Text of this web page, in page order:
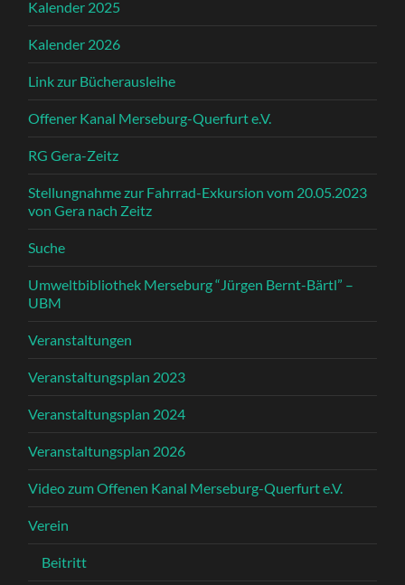
Kalender 2025
Kalender 2026
Link zur Bücherausleihe
Offener Kanal Merseburg-Querfurt e.V.
RG Gera-Zeitz
Stellungnahme zur Fahrrad-Exkursion vom 20.05.2023
von Gera nach Zeitz
Suche
Umweltbibliothek Merseburg “Jürgen Bernt-Bärtl” –
UBM
Veranstaltungen
Veranstaltungsplan 2023
Veranstaltungsplan 2024
Veranstaltungsplan 2026
Video zum Offenen Kanal Merseburg-Querfurt e.V.
Verein
Beitritt